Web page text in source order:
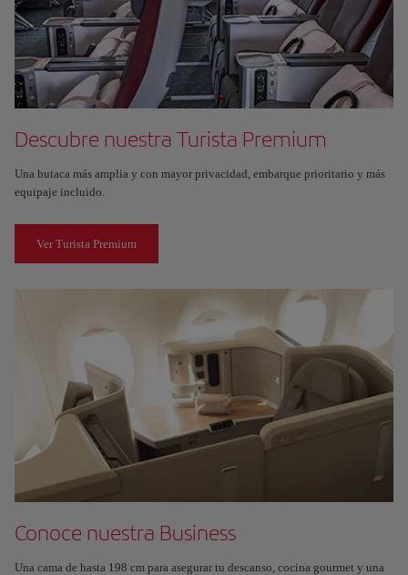
Descubre nuestra Turista Premium
Una butaca más amplia y con mayor privacidad, embarque prioritario y más
equipaje incluido.
Ver Turista Premium
Conoce nuestra Business
Una cama de hasta 198 cm para asegurar tu descanso, cocina gourmet y una